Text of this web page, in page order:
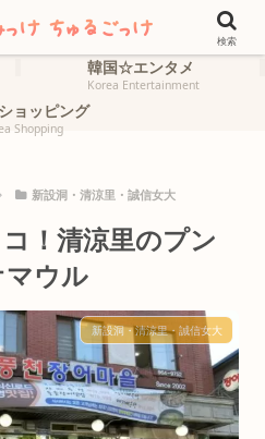
韓国☆旅行
韓国☆エンタメ
Korea Entertainment
ョッピング
Shopping
新設洞・清涼里・誠信女大
！清涼里のプン
マウル
新設洞・清涼里・誠信女大
検索